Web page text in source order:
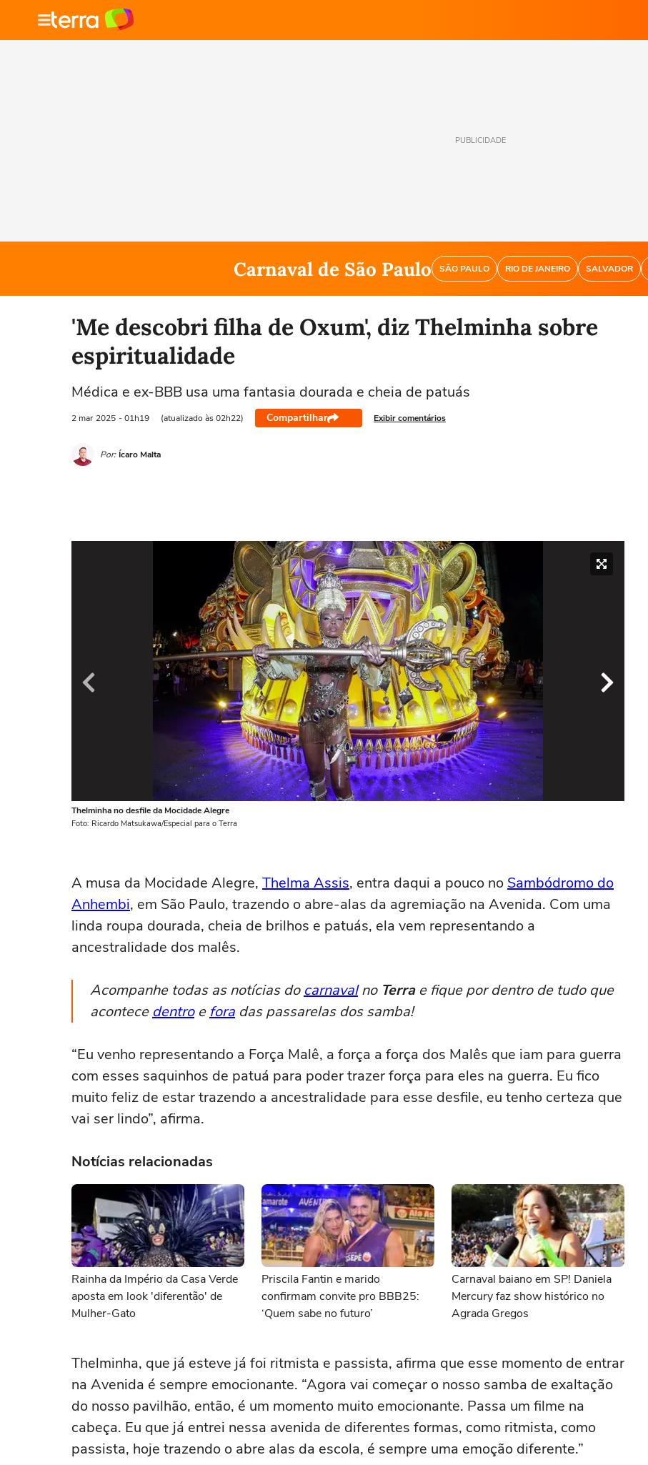
PUBLICIDADE
Carnaval de São Paulo SÃO PAULO RIO DE JANEIRO SALVADOR
'Me descobri filha de Oxum', diz Thelminha sobre
espiritualidade
Médica e ex-BBB usa uma fantasia dourada e cheia de patuás
2 mar 2025 - 01h19 (atualizado às 02h22) Compartilhar Exibir comentários
Por: Ícaro Malta
Thelminha no desfile da Mocidade Alegre
Foto: Ricardo Matsukawa/Especial para o Terra
A musa da Mocidade Alegre, Thelma Assis, entra daqui a pouco no Sambódromo do
Anhembi, em São Paulo, trazendo o abre-alas da agremiação na Avenida. Com uma
linda roupa dourada, cheia de brilhos e patuás, ela vem representando a
ancestralidade dos malês.
Acompanhe todas as notícias do carnavalno Terrae fique por dentro de tudo que
acontece dentroe fora das passarelas dos samba!
“Eu venho representando a Força Malê, a força a força dos Malês que iam para guerra
com esses saquinhos de patuá para poder trazer força para eles na guerra. Eu fico
muito feliz de estar trazendo a ancestralidade para esse desfile, eu tenho certeza que
vai ser lindo”, afirma.
Notícias relacionadas
Rainha da Império da Casa Verde
aposta em look 'diferentão' de
Mulher-Gato
Priscila Fantin e marido
confirmam convite pro BBB25:
‘Quem sabe no futuro’
Carnaval baiano em SP! Daniela
Mercury faz show histórico no
Agrada Gregos
Thelminha, que já esteve já foi ritmista e passista, afirma que esse momento de entrar
na Avenida é sempre emocionante. “Agora vai começar o nosso samba de exaltação
do nosso pavilhão, então, é um momento muito emocionante. Passa um filme na
cabeça. Eu que já entrei nessa avenida de diferentes formas, como ritmista, como
passista, hoje trazendo o abre alas da escola, é sempre uma emoção diferente.”